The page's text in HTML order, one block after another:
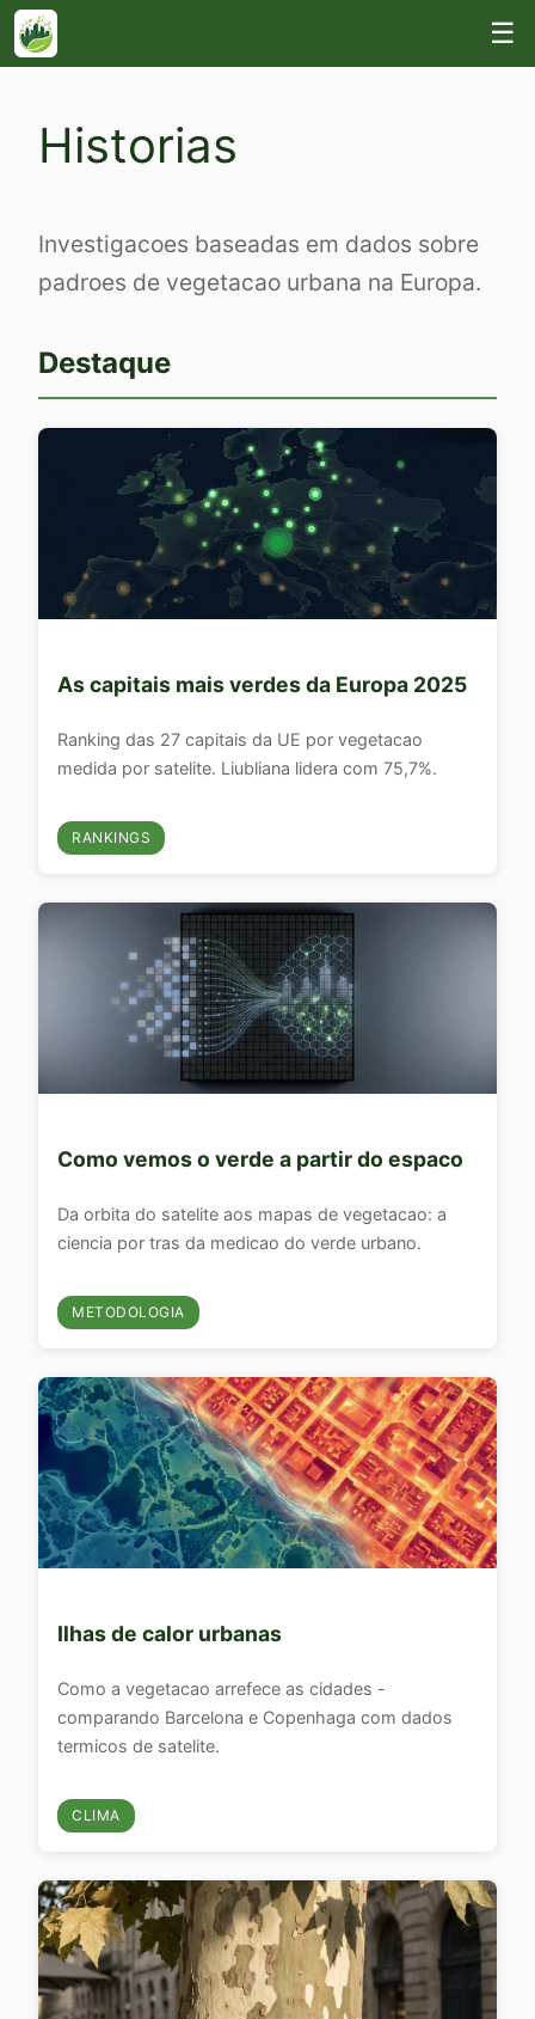
☰
Historias
Investigacoes baseadas em dados sobre
padroes de vegetacao urbana na Europa.
Destaque
As capitais mais verdes da Europa 2025
Ranking das 27 capitais da UE por vegetacao
medida por satelite. Liubliana lidera com 75,7%.
RANKINGS
Como vemos o verde a partir do espaco
Da orbita do satelite aos mapas de vegetacao: a
ciencia por tras da medicao do verde urbano.
METODOLOGIA
Ilhas de calor urbanas
Como a vegetacao arrefece as cidades -
comparando Barcelona e Copenhaga com dados
termicos de satelite.
CLIMA